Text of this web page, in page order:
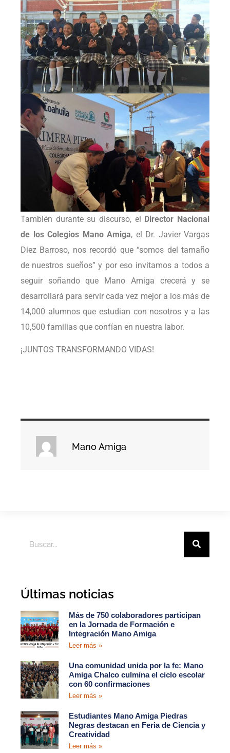
También durante su discurso, el Director Nacional
de los Colegios Mano Amiga, el Dr. Javier Vargas
Diez Barroso, nos recordó que “somos del tamaño
de nuestros sueños” y por eso invitamos a todos a
seguir soñando que Mano Amiga crecerá y se
desarrollará para servir cada vez mejor a los más de
14,000 alumnos que estudian con nosotros y a las
10,500 familias que confían en nuestra labor.
¡JUNTOS TRANSFORMANDO VIDAS!
Mano Amiga
Últimas noticias
Más de 750 colaboradores participan
en la Jornada de Formación e
Integración Mano Amiga
Leer más »
Una comunidad unida por la fe: Mano
Amiga Chalco culmina el ciclo escolar
con 60 confirmaciones
Leer más »
Estudiantes Mano Amiga Piedras
Negras destacan en Feria de Ciencia y
Creatividad
Leer más »